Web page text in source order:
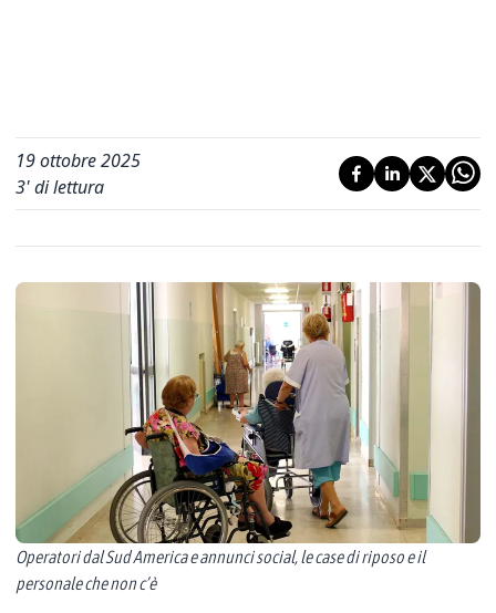
19 ottobre 2025
3' di lettura
Operatori dal Sud America e annunci social, le case di riposo e il
personale che non c’è